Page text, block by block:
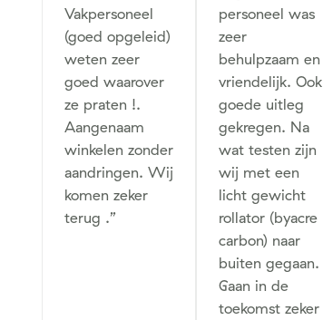
Vakpersoneel
(goed opgeleid)
weten zeer
goed waarover
ze praten !.
Aangenaam
winkelen zonder
aandringen. Wij
komen zeker
terug .”
personeel was
zeer
behulpzaam en
vriendelijk. Ook
goede uitleg
gekregen. Na
wat testen zijn
wij met een
licht gewicht
rollator (byacre
carbon) naar
buiten gegaan.
Gaan in de
toekomst zeker